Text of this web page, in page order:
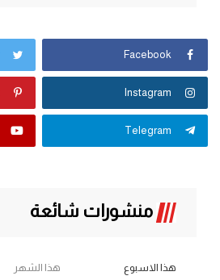
Facebook
Instagram
Telegram
منشورات شائعة
هذا الاسبوع هذا الشهر